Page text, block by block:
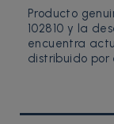
Producto
102810 y la
encuentra
distribuido por